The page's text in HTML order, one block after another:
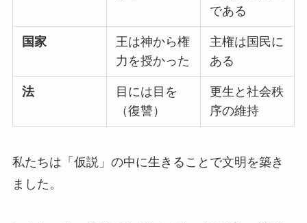
である
国家
王は神から権
力を授かった
主権は国民に
ある
法
目には目を
（復讐）
更生と社会秩
序の維持
私たちは「仮説」の中に生きることで文明を築き
ました。